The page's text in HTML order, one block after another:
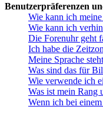
Benutzerpräferenzen
Wie kann ich
Wie kann ich
Die Forenuhr geht
Ich habe die
Meine Sprache
Was sind das für
Wie verwende ich
Was ist mein Rang
Wenn ich bei